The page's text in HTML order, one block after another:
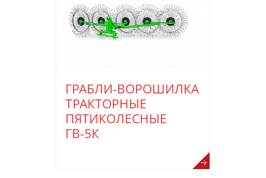
ГРАБЛИ-ВОРОШИЛКА
ТРАКТОРНЫЕ
ПЯТИКОЛЕСНЫЕ
ГВ-5К